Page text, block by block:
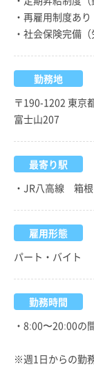
・再雇用制度あり
・社会保険完備
勤務地
〒190-1202 東京
富士山207
最寄り駅
・JR八高線 箱
雇用形態
パート・バイト
勤務時間
・8:00〜20:00の
※週1日からの勤